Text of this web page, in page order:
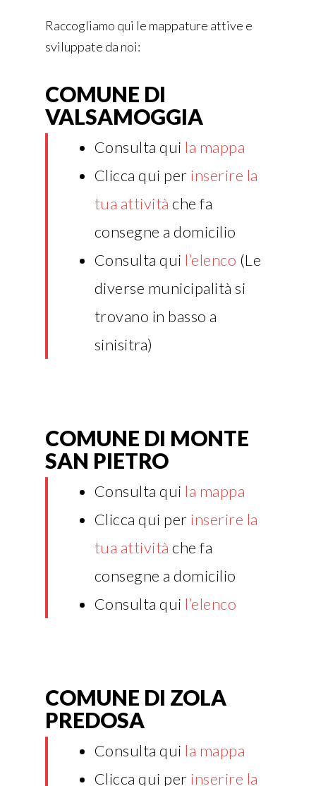
Raccogliamo qui le mappature attive e
sviluppate da noi:
COMUNE DI
VALSAMOGGIA
Consulta qui la mappa
Clicca qui per inserire la
tua attività che fa
consegne a domicilio
Consulta qui l’elenco (Le
diverse municipalità si
trovano in basso a
sinisitra)
COMUNE DI MONTE
SAN PIETRO
Consulta qui la mappa
Clicca qui per inserire la
tua attività che fa
consegne a domicilio
Consulta qui l’elenco
COMUNE DI ZOLA
PREDOSA
Consulta qui la mappa
Clicca qui per inserire la